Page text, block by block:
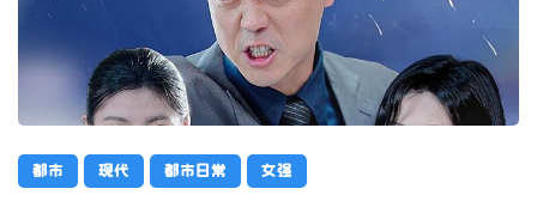
都市 现代 都市日常 女强